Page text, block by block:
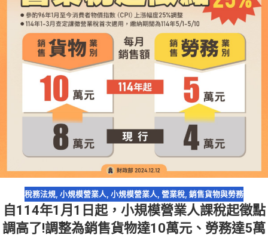
稅務法規 小規模營業人 小規模營業人 營業稅 銷售貨物與勞務
自114年1月1日起，小規模營業人課稅起徵點
調高了!調整為銷售貨物達10萬元、勞務達5萬